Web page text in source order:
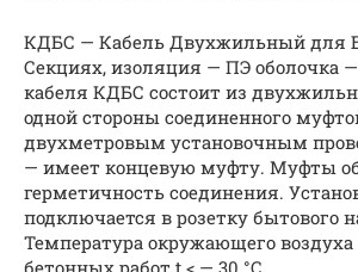
КДБС — Кабель Двухжильный для
Секциях, изоляция — ПЭ оболочка
кабеля КДБС состоит из
одной стороны соединенного
двухметровым установочным
— имеет концевую муфту. Муфты
герметичность соединения.
подключается в розетку бытового
Температура окружающего
бетонных работ t < — 30 °С.